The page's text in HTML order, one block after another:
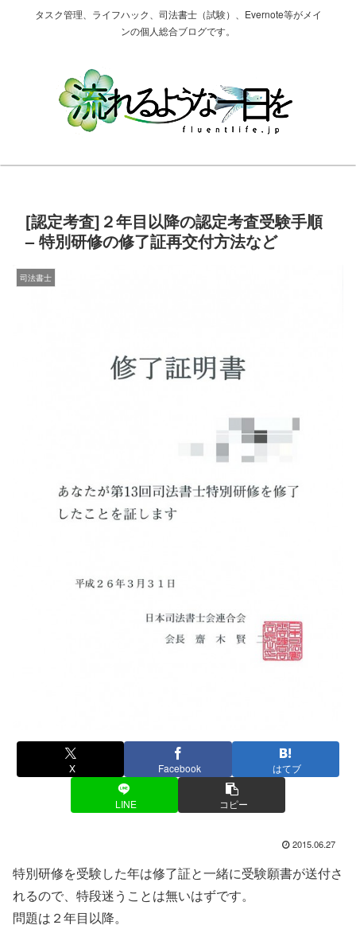
タスク管理、ライフハック、司法書士（試験）、Evernote等がメイ
ンの個人総合ブログです。
[認定考査]２年目以降の認定考査受験手順
– 特別研修の修了証再交付方法など
司法書士
X Facebook はてブ
LINE コピー
2015.06.27
特別研修を受験した年は修了証と一緒に受験願書が送付さ
れるので、特段迷うことは無いはずです。
問題は２年目以降。